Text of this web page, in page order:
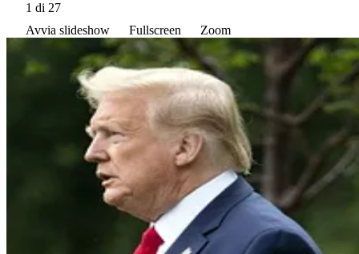
1 di 27
Avvia slideshow
Fullscreen Zoom